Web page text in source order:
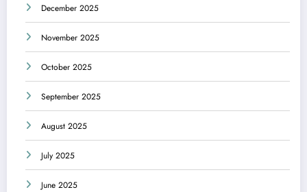
December 2025
November 2025
October 2025
September 2025
August 2025
July 2025
June 2025